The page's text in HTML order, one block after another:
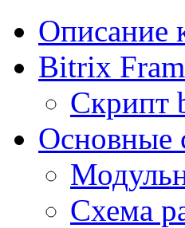
Описание
Bitrix
Скрипт
Основные
Схема